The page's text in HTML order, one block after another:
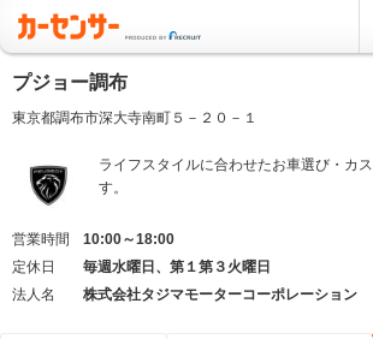
プジョー調布
東京都調布市深大寺南町５－２０－１
ライフスタイルに合わせたお車選び・カ
す。
営業時間
10:00～18:00
定休日
毎週水曜日、第１第３火曜日
法人名
株式会社タジマモーターコーポレーション